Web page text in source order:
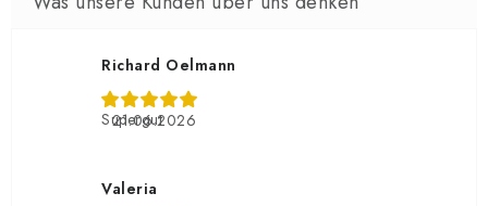
Richard Oelmann
21.06.2026
Supergut
Valeria